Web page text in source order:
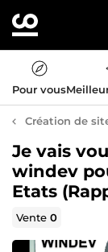
Pour vous
Création de
Je vais
windev
Etats
Vente0